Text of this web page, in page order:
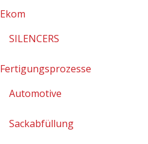
Ekom
SILENCERS
Fertigungsprozesse
Automotive
Sackabfüllung